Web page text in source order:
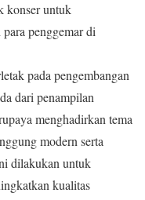
konser untuk
penggemar di
pada pengembangan
dari penampilan
menghadirkan tema
modern serta
dilakukan untuk
kualitas